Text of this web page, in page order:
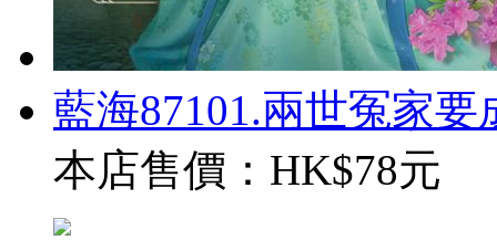
藍海87101.兩世冤家要
本店售價： HK$78元